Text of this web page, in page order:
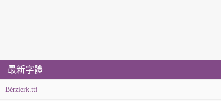
最新字體
Bérzierk.ttf